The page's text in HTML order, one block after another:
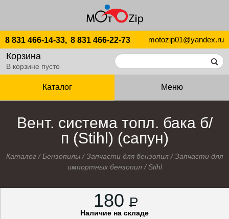
8 831 466-14-33, 8 831 466-22-73 motozip01@yandex.ru
Корзина
В корзине пусто
Каталог Меню
Вент. система топл. бака б/
п (Stihl) (сапун)
Каталог /Бензопилы /Запчасти для бензопил /Запчасти для
импортных бензопил/Stihl
180 P
Наличие на складе